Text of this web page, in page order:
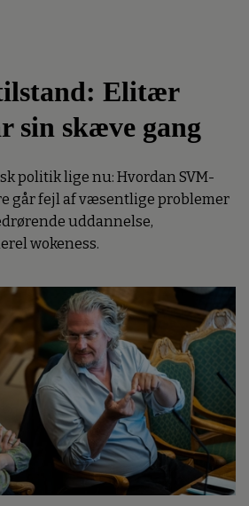
Elitær
sin skæve gang
politik lige nu: Hvordan SVM-
går fejl af væsentlige problemer
uddannelse,
wokeness.